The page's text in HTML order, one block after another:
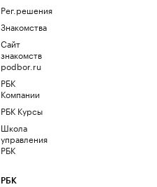
Рег.решения
Знакомства
Сайт
знакомств
podbor.ru
РБК
Компании
РБК Курсы
Школа
управления
РБК
РБК